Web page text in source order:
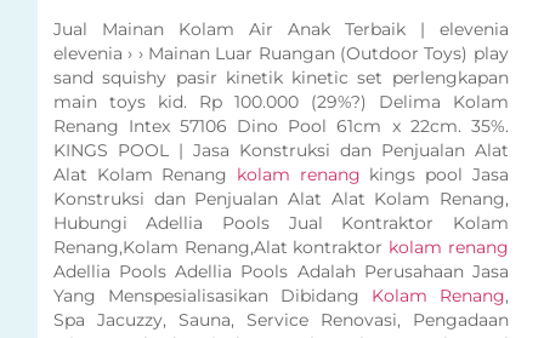
Jual Mainan Kolam Air Anak Terbaik | elevenia
elevenia › › Mainan Luar Ruangan (Outdoor Toys) play
sand squishy pasir kinetik kinetic set perlengkapan
main toys kid. Rp 100.000 (29%?) Delima Kolam
Renang Intex 57106 Dino Pool 61cm x 22cm. 35%.
KINGS POOL | Jasa Konstruksi dan Penjualan Alat
Alat Kolam Renang kolam renang kings pool Jasa
Konstruksi dan Penjualan Alat Alat Kolam Renang,
Hubungi Adellia Pools Jual Kontraktor Kolam
Renang,Kolam Renang,Alat kontraktor kolam renang
Adellia Pools Adellia Pools Adalah Perusahaan Jasa
Yang Menspesialisasikan Dibidang Kolam Renang,
Spa Jacuzzy, Sauna, Service Renovasi, Pengadaan